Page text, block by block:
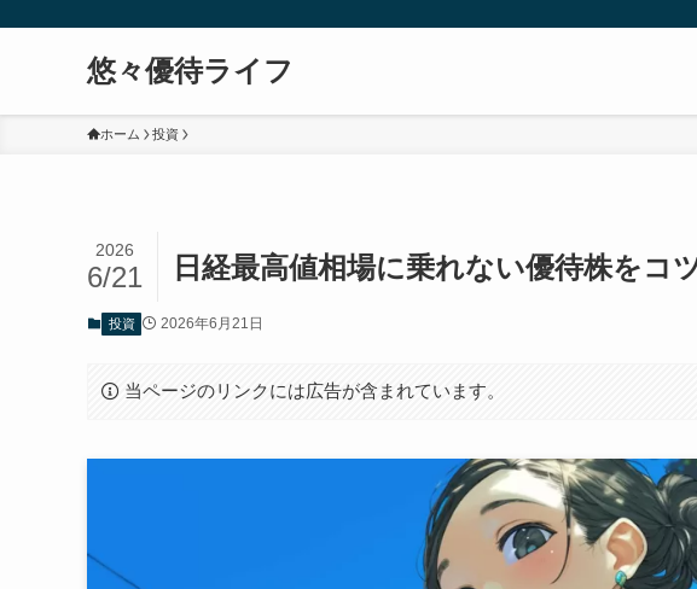
悠々優待ライフ
ホーム 投資
日経最高値相場に乗れない優待株をコ
2026
6/21
投資 2026年6月21日
当ページのリンクには広告が含まれています。